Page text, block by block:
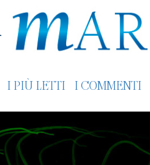
I PIÙ LETTI I COMMENTI